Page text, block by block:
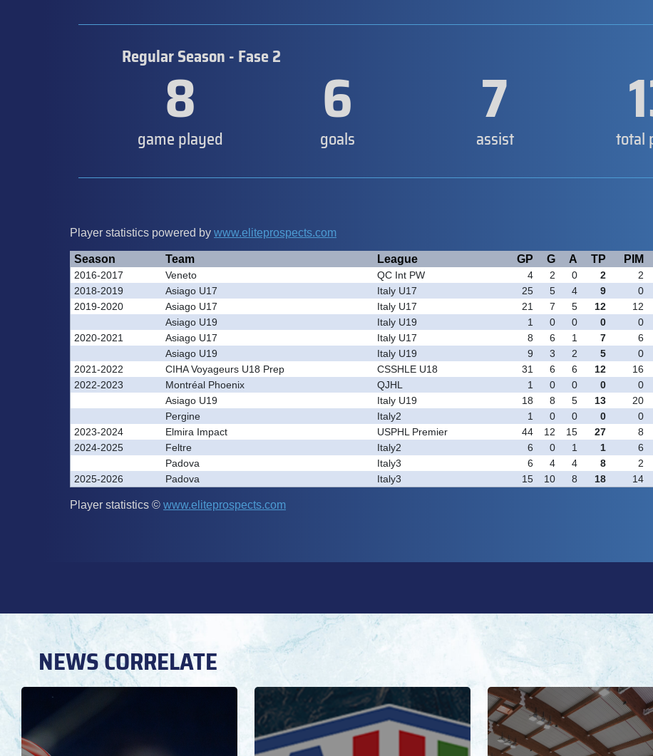
Regular Season - Fase 2
8
game played 6
goals 7
assist total
NEWS CORRELATE